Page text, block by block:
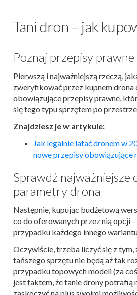
Tani dron – jak
Poznaj przepisy prawne
Pierwszą i najważniejszą rzeczą,
zweryfikować przez kupnem drona
obowiązujące przepisy prawne,
się tego typu sprzętem po
Znajdziesz je w artykule:
Jak legalnie latać dronem w
nowe przepisy obowiązujące
Sprawdź najważniejsze
parametry drona
Następnie, kupując budżetową
co do oferowanych przez nią opcji
przypadku każdego innego
Oczywiście, trzeba liczyć się z tym,
tańszego sprzętu nie będą aż tak
przypadku topowych modeli (za
jest faktem, że tanie drony potrafią